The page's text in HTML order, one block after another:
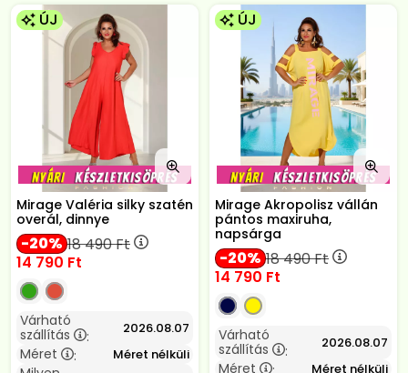
ÚJ
Mirage Valéria silky szatén
overál, dinnye
20 18 490Ft
14 790 Ft
Várható
szállítás
: 2026.08.07
Méret : Méret nélküli
ÚJ
Mirage Akropolisz vállán
pántos maxiruha,
napsárga
20 18 490Ft
14 790 Ft
Várható
szállítás
: 2026.08.07
Méret Méret nélküli